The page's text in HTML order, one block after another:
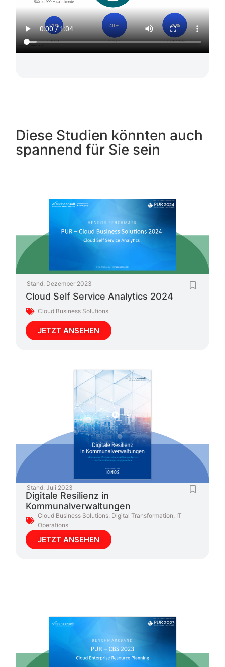
Diese Studien könnten auch
spannend für Sie sein
Stand: Dezember 2023
Cloud Self Service Analytics 2024
Cloud Business Solutions
JETZT ANSEHEN
Stand: Juli 2023
Digitale Resilienz in
Kommunalverwaltungen
Cloud Business Solutions, Digital Transformation, IT
Operations
JETZT ANSEHEN